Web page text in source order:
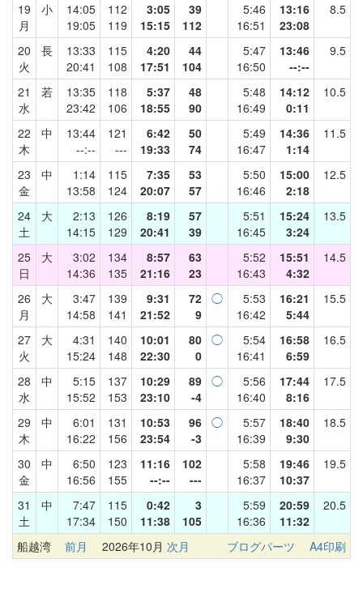
19
月
小
14:05
19:05
112
119
3:05
15:15
39
112
5:46
16:51
13:16
23:08
8.5
20
火
長
13:33
20:41
115
108
4:20
17:51
44
104
5:47
16:50
13:46
--:--
9.5
21
水
若
13:35
23:42
118
106
5:37
18:55
48
90
5:48
16:49
14:12
0:11
10.5
22
木
中
13:44
--:--
121
---
6:42
19:33
50
74
5:49
16:47
14:36
1:14
11.5
23
金
中
1:14
13:58
115
124
7:35
20:07
53
57
5:50
16:46
15:00
2:18
12.5
24
土
大
2:13
14:15
126
129
8:19
20:41
57
39
5:51
16:45
15:24
3:24
13.5
25
日
大
3:02
14:36
134
135
8:57
21:16
63
23
5:52
16:43
15:51
4:32
14.5
26
月
大
3:47
14:58
139
141
9:31
21:52
72
9
◯
5:53
16:42
16:21
5:44
15.5
27
火
大
4:31
15:24
140
148
10:01
22:30
80
0
◯
5:54
16:41
16:58
6:59
16.5
28
水
中
5:15
15:52
137
153
10:29
23:10
89
-4
◯
5:56
16:40
17:44
8:16
17.5
29
木
中
6:01
16:22
131
156
10:53
23:54
96
-3
◯
5:57
16:39
18:40
9:30
18.5
30
金
中
6:50
16:56
123
155
11:16
--:--
102
---
5:58
16:37
19:46
10:37
19.5
31
土
中
7:47
17:34
115
150
0:42
11:38
3
105
5:59
16:36
20:59
11:32
20.5
船越湾 前月 2026年10月 次月 ブログパーツ A4印刷